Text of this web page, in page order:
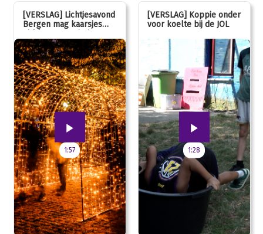
[VERSLAG] Lichtjesavond
Bergen mag kaarsjes
jubileum!
1:57
[VERSLAG] Koppie onder
voor koelte bij de JOL
1:28